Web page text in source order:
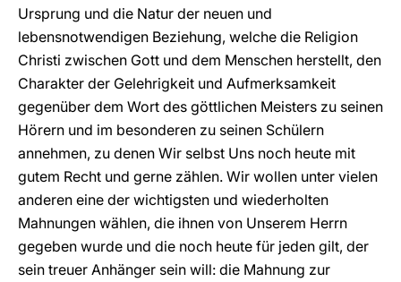
Ursprung und die Natur der neuen und
lebensnotwendigen Beziehung, welche die Religion
Christi zwischen Gott und dem Menschen herstellt, den
Charakter der Gelehrigkeit und Aufmerksamkeit
gegenüber dem Wort des göttlichen Meisters zu seinen
Hörern und im besonderen zu seinen Schülern
annehmen, zu denen Wir selbst Uns noch heute mit
gutem Recht und gerne zählen. Wir wollen unter vielen
anderen eine der wichtigsten und wiederholten
Mahnungen wählen, die ihnen von Unserem Herrn
gegeben wurde und die noch heute für jeden gilt, der
sein treuer Anhänger sein will: die Mahnung zur